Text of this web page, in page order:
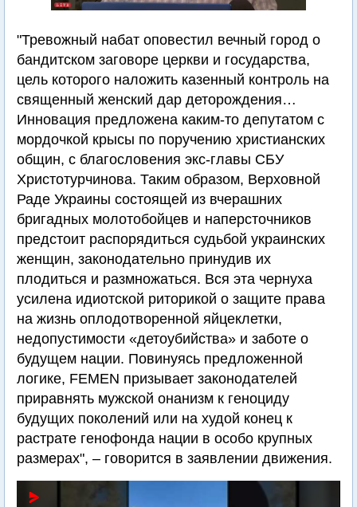
"Тревожный набат оповестил вечный город о
бандитском заговоре церкви и государства,
цель которого наложить казенный контроль на
священный женский дар деторождения…
Инновация предложена каким-то депутатом с
мордочкой крысы по поручению христианских
общин, с благословения экс-главы СБУ
Христотурчинова. Таким образом, Верховной
Раде Украины состоящей из вчерашних
бригадных молотобойцев и наперсточников
предстоит распорядиться судьбой украинских
женщин, законодательно принудив их
плодиться и размножаться. Вся эта чернуха
усилена идиотской риторикой о защите права
на жизнь оплодотворенной яйцеклетки,
недопустимости «детоубийства» и заботе о
будущем нации. Повинуясь предложенной
логике, FEMEN призывает законодателей
приравнять мужской онанизм к геноциду
будущих поколений или на худой конец к
растрате генофонда нации в особо крупных
размерах", – говорится в заявлении движения.